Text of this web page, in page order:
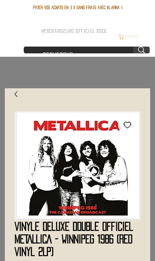
Payer vos achats en 3 x sans frais avec Klarna !
Warenkorb
MERCHANDISING OFFICIEL ROCK
Vinyle Deluxe Double Officiel
METALLICA - Winnipeg 1986 (Red
Vinyl 2LP)